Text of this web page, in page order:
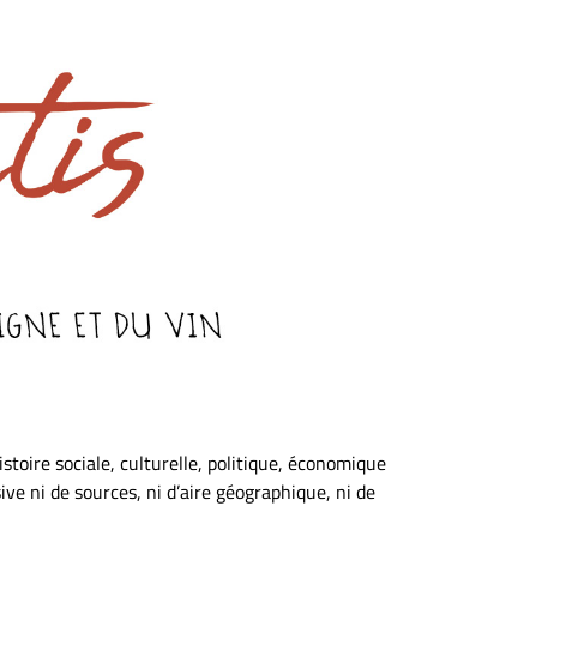
sociale, culturelle, politique, économique
ni de sources, ni d’aire géographique, ni de